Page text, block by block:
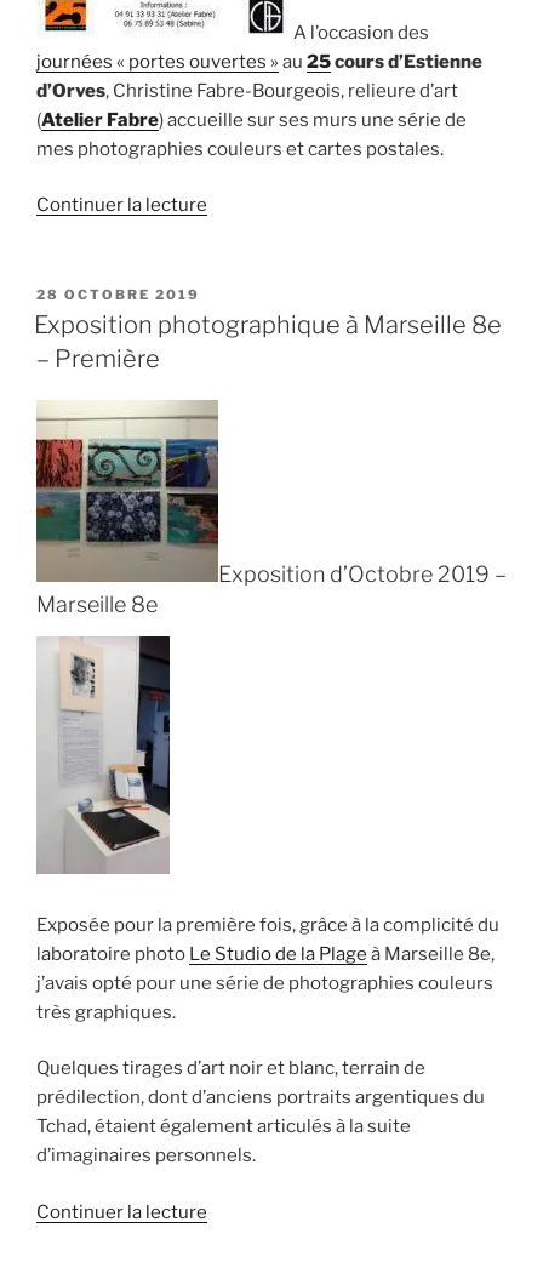
A l’occasion des
journées « portes ouvertes » au 25cours d’Estienne
d’Orves, Christine Fabre-Bourgeois, relieure d’art
(Atelier Fabre) accueille sur ses murs une série de
mes photographies couleurs et cartes postales.
Continuer la lecture
l’Atelier
1er »
PUBLIÉ
LE
28 OCTOBRE 2019
Exposition photographique à Marseille 8e
– Première
Exposition d’Octobre 2019 –
Marseille 8e
Exposée pour la première fois, grâce à la complicité du
laboratoire photo Le Studio de la Plage à Marseille 8e,
j’avais opté pour une série de photographies couleurs
très graphiques.
Quelques tirages d’art noir et blanc, terrain de
prédilection, dont d’anciens portraits argentiques du
Tchad, étaient également articulés à la suite
d’imaginaires personnels.
Continuer la lecture